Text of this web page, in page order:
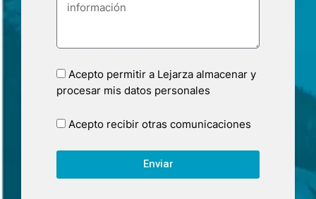
Acepto permitir a Lejarza almacenar y
procesar mis datos personales
Acepto recibir otras comunicaciones
Enviar